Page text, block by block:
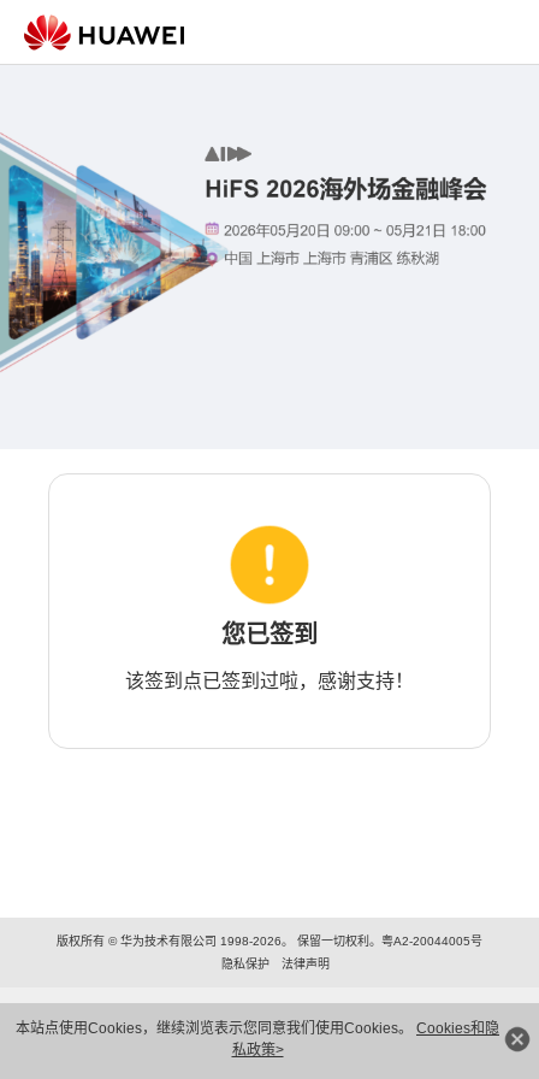
本站点使用Cookies，继续浏览表示您同意我们使用Cookies。 Cookies和隐
私政策>
您已签到
该签到点已签到过啦，感谢支持！
版权所有 © 华为技术有限公司 1998-2026。 保留一切权利。粤A2-20044005号
隐私保护
法律声明